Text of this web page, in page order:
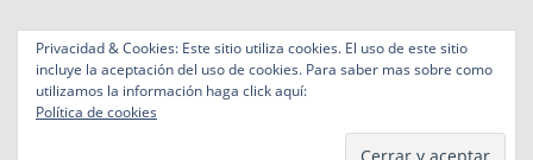
Privacidad & Cookies: Este sitio utiliza cookies. El uso de este sitio
incluye la aceptación del uso de cookies. Para saber mas sobre como
utilizamos la información haga click aquí:
Política de cookies